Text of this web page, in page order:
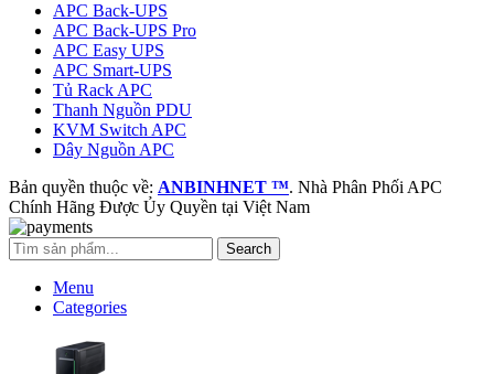
APC Back-UPS
APC Back-UPS Pro
APC Easy UPS
APC Smart-UPS
Tủ Rack APC
Thanh Nguồn PDU
KVM Switch APC
Dây Nguồn APC
Bản quyền thuộc về: ANBINHNET ™. Nhà Phân Phối APC
Chính Hãng Được Ủy Quyền tại Việt Nam
Search
Menu
Categories